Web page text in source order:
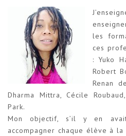
les
ces
: Yuko
Robert
Renan
Dharma Mittra, Cécile
Park.
Mon objectif, s’il y en
accompagner chaque élève à